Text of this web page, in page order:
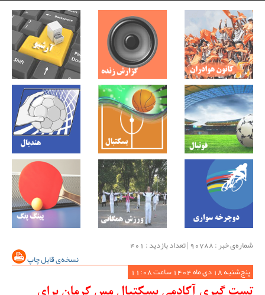
شماره‌ی خبر : ‌90788 | تعداد بازدید : 401
نسخه‌ی قابل چاپ
پنج‌شنبه 18 دی ماه 1404 ساعت 11:08